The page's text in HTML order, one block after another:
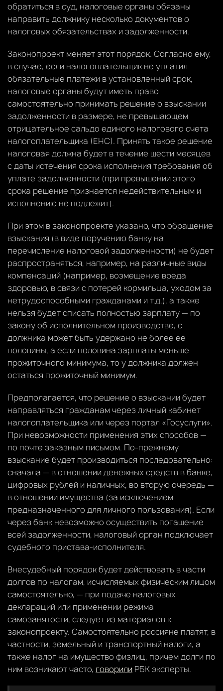
обратиться в суд, налоговые органы обязаны
направить должнику несколько документов о
налоговых обязательствах и задолженности.
Законопроект меняет этот порядок. Согласно ему,
в случае, если налогоплательщик не уплатил
обязательные платежи в установленный срок,
налоговые органы будут иметь право
самостоятельно принимать решение о взыскании
задолженности в размере, не превышающем
отрицательное сальдо единого налогового счета
налогоплательщика (ЕНС). Принять такое решение
налоговая должна будет в течение шести месяцев
с даты истечения срока исполнения требования об
уплате задолженности (при превышении этого
срока решение признается недействительным и
исполнению не подлежит).
При этом в законопроекте указано, что обращение
взыскания (в виде поручению банку на
перечисление налоговой задолженности) не будет
распространяться, например, на различные виды
компенсаций (например, возмещение вреда
здоровью, в связи с потерей кормильца, уходом за
нетрудоспособными гражданами и т.д.), а также
нельзя будет списать полностью зарплату — по
закону об исполнительном производстве, с
должника может быть удержано не более ее
половины, а если половина зарплаты меньше
прожиточного минимума, то у должника должен
остаться прожиточный минимум.
Предполагается, что решение о взыскании будет
направляться гражданам через личный кабинет
налогоплательщика или через портал «Госуслуги».
При невозможности применения этих способов —
по почте заказным письмом. По-прежнему
взыскание будет производиться последовательно:
сначала — в отношении денежных средств в банке,
цифровых рублей и наличных, во вторую очередь —
в отношении имущества (за исключением
предназначенного для личного пользования). Если
через банк невозможно осуществить погашение
всей задолженности, налоговый орган подключает
судебного пристава-исполнителя.
Внесудебный порядок будет действовать в части
долгов по налогам, исчисляемых физическим лицом
самостоятельно, — при подаче налоговых
деклараций или применении режима
самозанятости, следует из материалов к
законопроекту. Самостоятельно россияне платят, в
частности, земельный и транспортный налоги, а
также налог на имущество физлиц, причем долги по
ним возникают часто, говорили РБК эксперты.